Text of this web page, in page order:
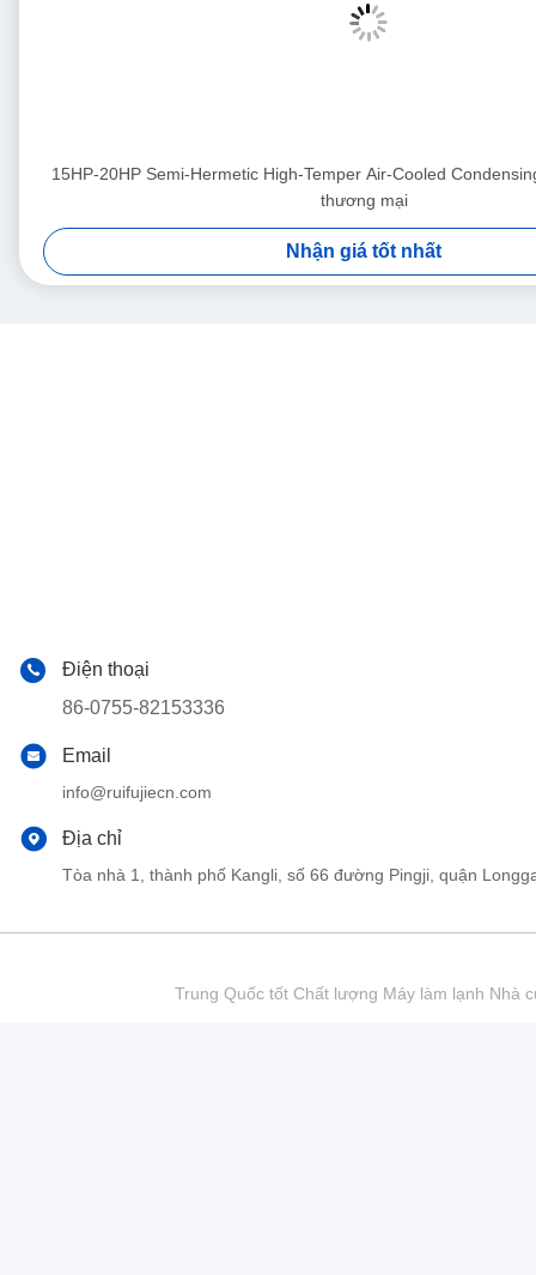
15HP-20HP Semi-Hermetic High-Temper Air-Cooled
thương mại
Nhận giá tốt nhất
Điện thoại
86-0755-82153336
Email
info@ruifujiecn.com
Địa chỉ
Tòa nhà 1, thành phố Kangli, số 66 đường Pingji, quận
Trung Quốc tốt Chất lượng Máy làm lạnh Nhà